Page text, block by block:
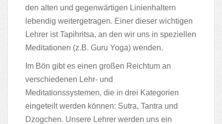
den alten und gegenwärtigen Linienhaltern
lebendig weitergetragen. Einer dieser wichtigen
Lehrer ist Tapihritsa, an den wir uns in speziellen
Meditationen (z.B. Guru Yoga) wenden.
Im Bön gibt es einen großen Reichtum an
verschiedenen Lehr- und
Meditationssystemen, die in drei Kategorien
eingeteilt werden können: Sutra, Tantra und
Dzogchen. Unsere Lehrer werden uns ein